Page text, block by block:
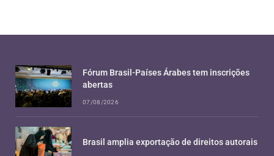
Fórum Brasil-Países Árabes tem inscrições
abertas
07/08/2026
Brasil amplia exportação de direitos autorais